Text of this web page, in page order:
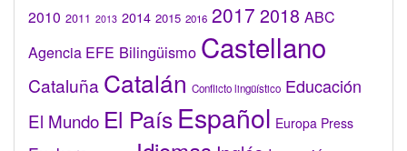
2010 2011 2013 2014 2015 2016 2017 2018 ABC
Agencia EFE Bilingüismo Castellano
Cataluña Catalán Conflicto lingüístico Educación
El Mundo El País Español Europa Press